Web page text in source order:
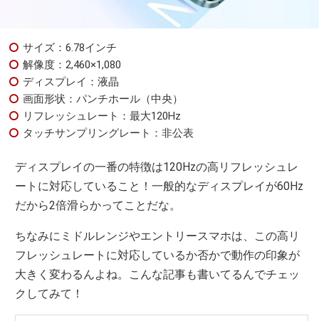
サイズ：6.78インチ
解像度：2,460×1,080
ディスプレイ：液晶
画面形状：パンチホール（中央）
リフレッシュレート：最大120Hz
タッチサンプリングレート：非公表
ディスプレイの一番の特徴は120Hzの高リフレッシュレ
ートに対応していること！一般的なディスプレイが60Hz
だから2倍滑らかってことだな。
ちなみにミドルレンジやエントリースマホは、この高リ
フレッシュレートに対応しているか否かで動作の印象が
大きく変わるんよね。こんな記事も書いてるんでチェッ
クしてみて！